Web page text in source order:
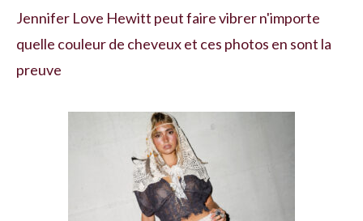
Jennifer Love Hewitt peut faire vibrer n'importe
quelle couleur de cheveux et ces photos en sont la
preuve